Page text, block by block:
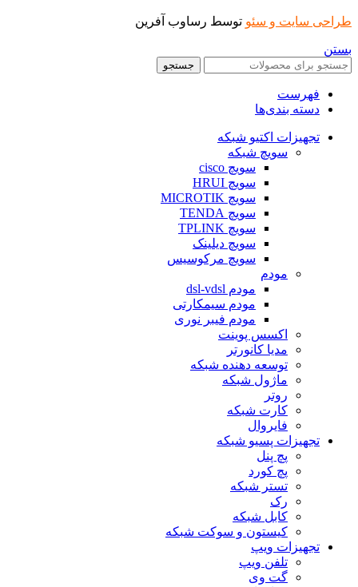
طراحی سایت و سئو توسط رساوب آفرین
بستن
جستجو
فهرست
دسته بندی‌ها
تجهیزات اکتیو شبکه
سویچ شبکه
سویچ cisco
سویچ HRUI
سویچ MICROTIK
سویچ TENDA
سویچ TPLINK
سویچ دیلینک
سویچ مرکوسیس
مودم
مودم dsl-vdsl
مودم سیمکارتی
مودم فیبر نوری
اکسس پوینت
مدیا کانورتر
توسعه دهنده شبکه
ماژول شبکه
روتر
کارت شبکه
فایروال
تجهیزات پسیو شبکه
پچ پنل
پچ کورد
تستر شبکه
رک
کابل شبکه
کیستون و سوکت شبکه
تجهیزات ویپ
تلفن ویپ
گت وی